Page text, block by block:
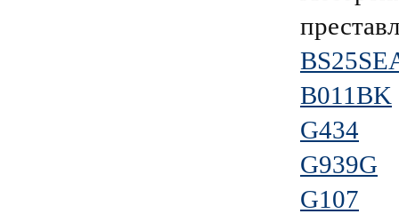
B011BK
G434
G939G
G107